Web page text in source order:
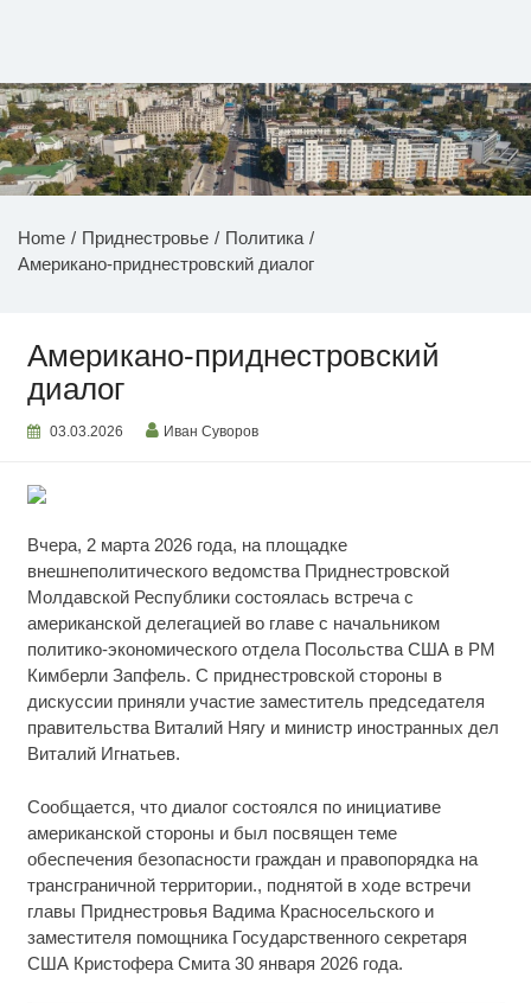
НОВОСТИ ПРИДНЕСТРОВЬЯ
Home Приднестровье
Политика
Американо-приднестровский диалог
Американо-приднестровский
диалог
03.03.2026 Иван Суворов
Вчера, 2 марта 2026 года, на площадке
внешнеполитического ведомства Приднестровской
Молдавской Республики состоялась встреча с
американской делегацией во главе с начальником
политико-экономического отдела Посольства США в РМ
Кимберли Запфель. С приднестровской стороны в
дискуссии приняли участие заместитель председателя
правительства Виталий Нягу и министр иностранных дел
Виталий Игнатьев.
Сообщается, что диалог состоялся по инициативе
американской стороны и был посвящен теме
обеспечения безопасности граждан и правопорядка на
трансграничной территории., поднятой в ходе встречи
главы Приднестровья Вадима Красносельского и
заместителя помощника Государственного секретаря
США Кристофера Смита 30 января 2026 года.